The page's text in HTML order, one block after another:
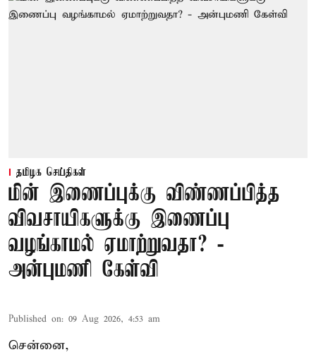
தமிழக செய்திகள்
மின் இணைப்புக்கு விண்ணப்பித்த
விவசாயிகளுக்கு இணைப்பு
வழங்காமல் ஏமாற்றுவதா? -
அன்புமணி கேள்வி
Published on: 09 Aug 2026, 4:53 am
சென்னை,